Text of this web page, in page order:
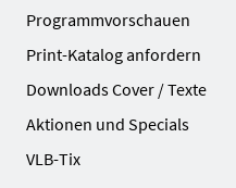
Programmvorschauen
Print-Katalog anfordern
Downloads Cover / Texte
Aktionen und Specials
VLB-Tix